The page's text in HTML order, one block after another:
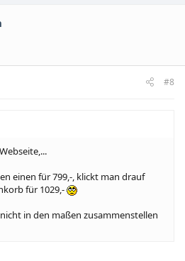
#8
einen für 799,-, klickt man drauf
für 1029,-
in den maßen zusammenstellen